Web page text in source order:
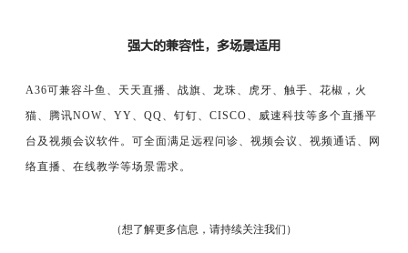
强大的兼容性，多场景适用
A36可兼容斗鱼、天天直播、 战旗、 龙珠、虎牙、触手、花椒，火
猫、腾讯NOW、YY、QQ、钉钉、CISCO、威速科技等多个直播平
台及视频会议软件。可全面满足远程问诊、视频会议、视频通话、网
络直播、在线教学等场景需求。
（想了解更多信息，请持续关注我们）